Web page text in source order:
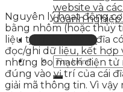
website và
doanh nghiệp.
Liên hệ tư vấn
Nguyên lý hoạt động
bằng nhôm (hoặc thủy
liệu từ tính. Giữa ổ đĩa
đọc/ghi dữ liệu, kết hợp
những bo mạch điện tử
đúng vào vị trí của cái
giải mã thông tin. Vì